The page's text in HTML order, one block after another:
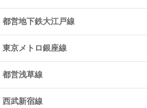
都営地下鉄大江戸線
東京メトロ銀座線
都営浅草線
西武新宿線